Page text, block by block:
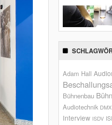
Adam Hall
Bühnenbau
Audiotechnik
Interview ISDV